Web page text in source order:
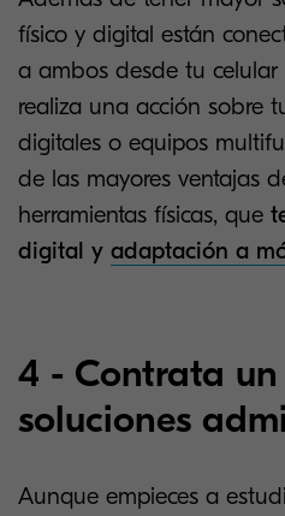
físico y digital están
a ambos desde tu
realiza una acción sobre
digitales o equipos
de las mayores ventajas
herramientas físicas, que
digital y adaptación a
4 - Contrata un
soluciones
Aunque empieces a